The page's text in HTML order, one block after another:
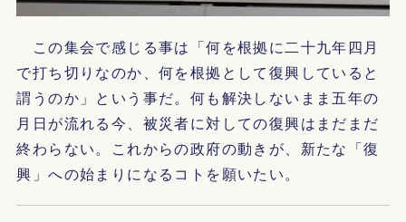
この集会で感じる事は「何を根拠に二十九年四月
で打ち切りなのか、何を根拠として復興していると
謂うのか」という事だ。何も解決しないまま五年の
月日が流れる今、被災者に対しての復興はまだまだ
終わらない。これからの政府の動きが、新たな「復
興」への始まりになるコトを願いたい。